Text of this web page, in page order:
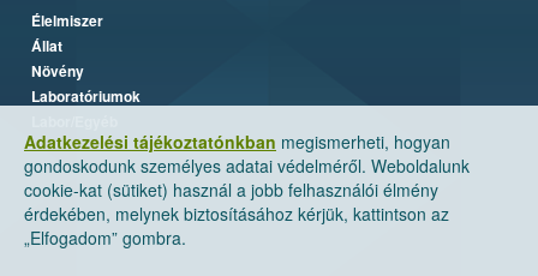
Adatkezelési tájékoztatónkban megismerheti, hogyan
gondoskodunk személyes adatai védelméről. Weboldalunk
cookie-kat (sütiket) használ a jobb felhasználói élmény
érdekében, melynek biztosításához kérjük, kattintson az
„Elfogadom” gombra.
Élelmiszer
Állat
Növény
Laboratóriumok